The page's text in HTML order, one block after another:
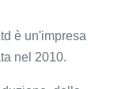
è un'impresa
nel 2010.